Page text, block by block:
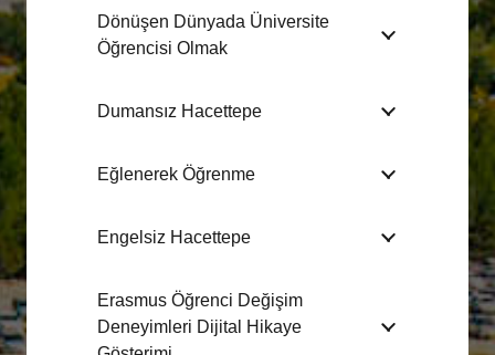
Dönüşen Dünyada Üniversite
Öğrencisi Olmak
Dumansız Hacettepe
Eğlenerek Öğrenme
Engelsiz Hacettepe
Erasmus Öğrenci Değişim
Deneyimleri Dijital Hikaye